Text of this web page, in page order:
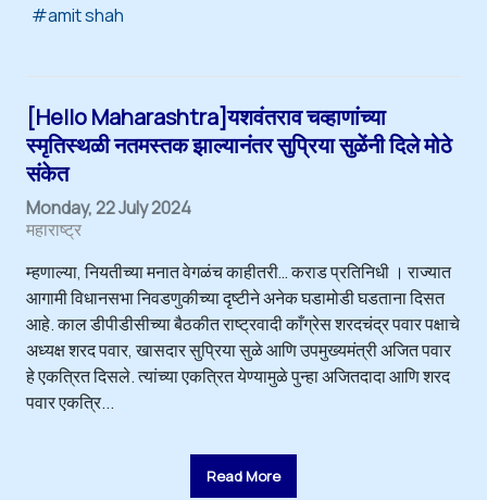
amit shah
[Hello Maharashtra]यशवंतराव चव्हाणांच्या
स्मृतिस्थळी नतमस्तक झाल्यानंतर सुप्रिया सुळेंनी दिले मोठे
संकेत
Monday, 22 July 2024
महाराष्ट्र
म्हणाल्या, नियतीच्या मनात वेगळंच काहीतरी… कराड प्रतिनिधी । राज्यात
आगामी विधानसभा निवडणुकीच्या दृष्टीने अनेक घडामोडी घडताना दिसत
आहे. काल डीपीडीसीच्या बैठकीत राष्ट्रवादी काँग्रेस शरदचंद्र पवार पक्षाचे
अध्यक्ष शरद पवार, खासदार सुप्रिया सुळे आणि उपमुख्यमंत्री अजित पवार
हे एकत्रित दिसले. त्यांच्या एकत्रित येण्यामुळे पुन्हा अजितदादा आणि शरद
पवार एकत्रि...
Read More